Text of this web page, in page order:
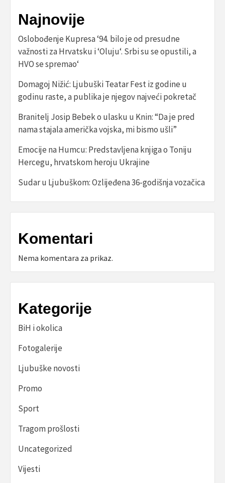
Najnovije
Oslobođenje Kupresa ‘94. bilo je od presudne
važnosti za Hrvatsku i ‘Oluju‘. Srbi su se opustili, a
HVO se spremao‘
Domagoj Nižić: Ljubuški Teatar Fest iz godine u
godinu raste, a publika je njegov najveći pokretač
Branitelj Josip Bebek o ulasku u Knin: “Da je pred
nama stajala američka vojska, mi bismo ušli”
Emocije na Humcu: Predstavljena knjiga o Toniju
Hercegu, hrvatskom heroju Ukrajine
Sudar u Ljubuškom: Ozlijeđena 36-godišnja vozačica
Komentari
Nema komentara za prikaz.
Kategorije
BiH i okolica
Fotogalerije
Ljubuške novosti
Promo
Sport
Tragom prošlosti
Uncategorized
Vijesti